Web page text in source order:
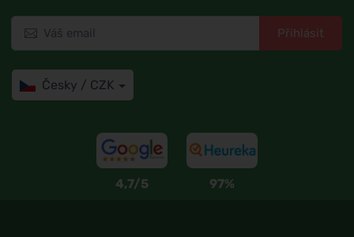
Přihlásit
Česky / CZK
4,7/5 97%